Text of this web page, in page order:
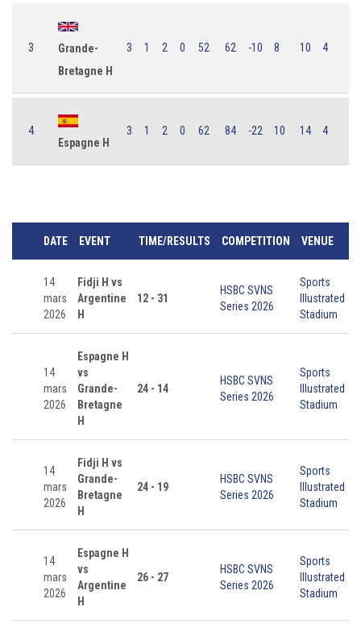
3
Grande-
Bretagne H
3 1 2 0 52 62 -10 8 10 4
4
Espagne H
3 1 2 0 62 84 -22 10 14 4
DATE EVENT TIME/RESULTS COMPETITION VENUE
14
mars
2026
Fidji H vs
Argentine
H
12 - 31
HSBC SVNS
Series 2026
Sports
Illustrated
Stadium
14
mars
2026
Espagne H
vs
Grande-
Bretagne
H
24 - 14
HSBC SVNS
Series 2026
Sports
Illustrated
Stadium
14
mars
2026
Fidji H vs
Grande-
Bretagne
H
24 - 19
HSBC SVNS
Series 2026
Sports
Illustrated
Stadium
14
mars
2026
Espagne H
vs
Argentine
H
26 - 27
HSBC SVNS
Series 2026
Sports
Illustrated
Stadium